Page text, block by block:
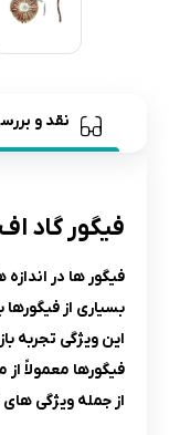
نقد و
فیگور گاد اف
فیگور ها در
بسیاری از
این ویژگی تجربه
فیگورها معمولاً
از جمله ویژگی